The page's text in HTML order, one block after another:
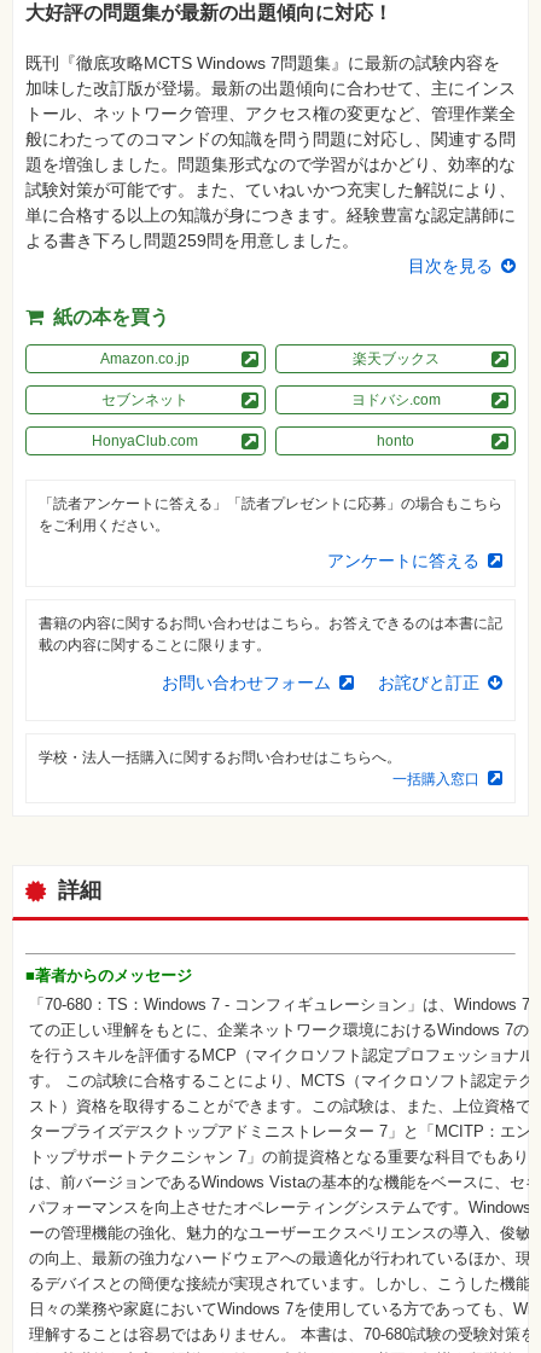
格
試
験
プ
ロ
グ
ラ
ミ
ン
グ
ト
ワ
テ
ク
ノ
ロ
ー
味・
素
作・
パ
イ
ン
ー
ト
シ
リ
ー
ズ
⼀
覧
特
集
⼀
覧
大好評の問題集が最新の出題傾向に対応！
既刊『徹底攻略MCTS Windows 7問題集』に最新の試験内容を
加味した改訂版が登場。最新の出題傾向に合わせて、主にインス
トール、ネットワーク管理、アクセス権の変更など、管理作業全
般にわたってのコマンドの知識を問う問題に対応し、関連する問
題を増強しました。問題集形式なので学習がはかどり、効率的な
試験対策が可能です。また、ていねいかつ充実した解説により、
単に合格する以上の知識が身につきます。経験豊富な認定講師に
よる書き下ろし問題259問を用意しました。
目次を見る
紙の本を買う
Amazon.co.jp 楽天ブックス
セブンネット ヨドバシ.com
HonyaClub.com honto
「読者アンケートに答える」「読者プレゼントに応募」の場合もこちら
をご利用ください。
アンケートに答える
書籍の内容に関するお問い合わせはこちら。お答えできるのは本書に記
載の内容に関することに限ります。
お問い合わせフォーム お詫びと訂正
学校・法人一括購入に関するお問い合わせはこちらへ。
一括購入窓口
詳細
■著者からのメッセージ
「70-680：TS：Windows 7 - コンフィギュレーション」は、Windows 7
ての正しい理解をもとに、企業ネットワーク環境におけるWindows 7の
を行うスキルを評価するMCP（マイクロソフト認定プロフェッショナル
す。 この試験に合格することにより、MCTS（マイクロソフト認定テク
スト）資格を取得することができます。この試験は、また、上位資格で
タープライズデスクトップアドミニストレーター 7」と「MCITP：エン
トップサポートテクニシャン 7」の前提資格となる重要な科目でもあり
は、前バージョンであるWindows Vistaの基本的な機能をベースに、セ
パフォーマンスを向上させたオペレーティングシステムです。Windows
ーの管理機能の強化、魅力的なユーザーエクスペリエンスの導入、俊敏
の向上、最新の強力なハードウェアへの最適化が行われているほか、現
るデバイスとの簡便な接続が実現されています。しかし、こうした機能
日々の業務や家庭においてWindows 7を使用している方であっても、
理解することは容易ではありません。 本書は、70-680試験の受験対策